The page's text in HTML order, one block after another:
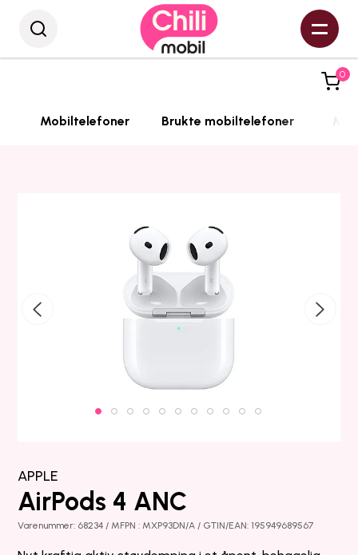
0
Mobiltelefoner Brukte mobiltelefoner
APPLE
AirPods 4 ANC
Varenummer: 68234 / MFPN : MXP93DN/A / GTIN/EAN: 195949689567